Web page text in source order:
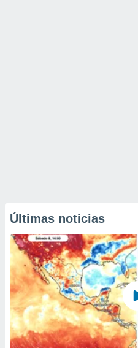
Últimas noticias